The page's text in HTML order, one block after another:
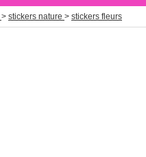
> stickers nature > stickers fleurs